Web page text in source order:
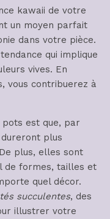
kawaii de votre
un moyen parfait
dans votre pièce.
qui implique
vives. En
vous contribuerez à
est que, par
plus
plus, elles sont
de formes, tailles et
quel décor.
succulentes, des
illustrer votre